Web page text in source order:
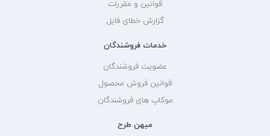
قوانین و مقررات
گزارش خطای فایل
خدمات فروشندگان
عضویت فروشندگان
قوانین فروش محصول
موکاپ های فروشندگان
میهن طرح